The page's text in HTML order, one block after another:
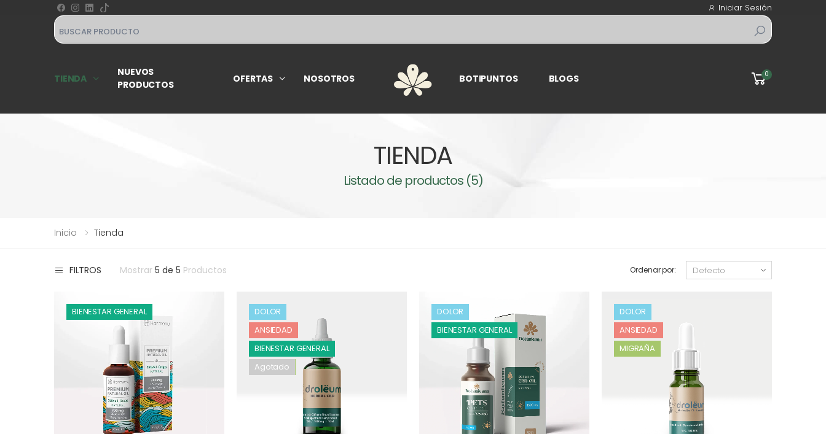
Iniciar Sesión
Search
TIENDA
NUEVOS
PRODUCTOS
OFERTAS NOSOTROS BOTIPUNTOS BLOGS 0
TIENDA
Listado de productos (5)
Inicio Tienda
FILTROS Mostrar 5 de 5 Productos Ordenar por:
BIENESTAR GENERAL
DOLOR
ANSIEDAD
BIENESTAR GENERAL
MIGRAÑA
Agotado
DOLOR
BIENESTAR GENERAL
DOLOR
ANSIEDAD
MIGRAÑA